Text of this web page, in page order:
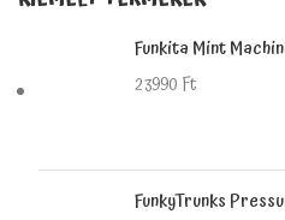
Funkita Mint
23990 Ft
FunkyTrunks